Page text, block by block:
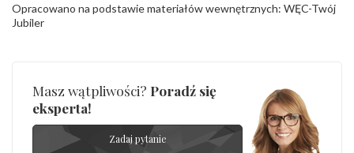
Opracowano na podstawie materiałów wewnętrznych: WĘC-Twój
Jubiler
Masz wątpliwości? Poradź się
eksperta!
Zadaj pytanie